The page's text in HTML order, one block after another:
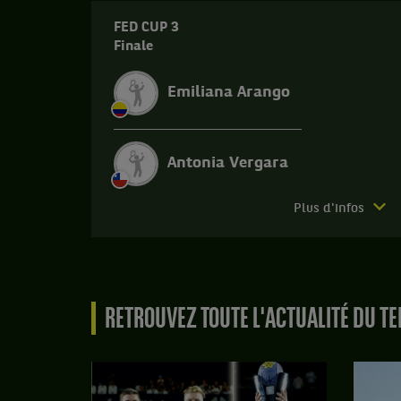
FED CUP 3
Finale
Emiliana Arango
Antonia Vergara
Finale.
,
Plus d'infos
RETROUVEZ TOUTE L'ACTUALITÉ DU